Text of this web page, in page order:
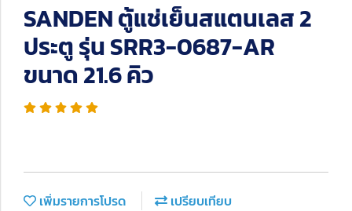
SANDEN ตู้แช่เย็นสแตนเลส 2
ประตู รุ่น SRR3-0687-AR
ขนาด 21.6 คิว
เพิ่มรายการโปรด
เปรียบเทียบ